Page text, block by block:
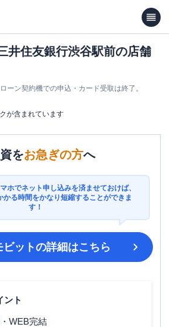
井住友銀行渋谷駅前の店舗
ーン契約機での申込・カード受取は終了。
が含まれています
をお急ぎの方へ
ホでネット申し込みを済ませておけば、
かる時間をかなり短縮することができま
す！
ットの詳細はこちら
ント
WEB完結